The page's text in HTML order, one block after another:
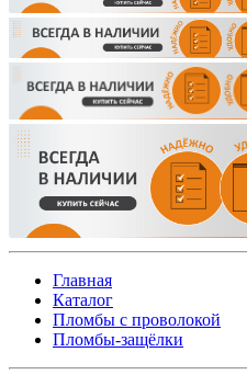
Главная
Каталог
Пломбы с проволокой
Пломбы-защёлки